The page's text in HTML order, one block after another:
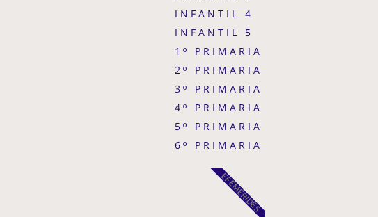
INFANTIL 4
INFANTIL 5
1º PRIMARIA
2º PRIMARIA
3º PRIMARIA
4º PRIMARIA
5º PRIMARIA
6º PRIMARIA
EFEMÉRIDES